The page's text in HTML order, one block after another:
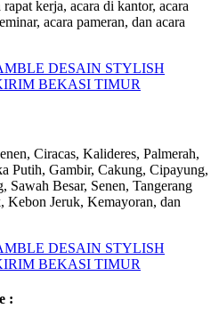
kerja, acara di kantor, acara
acara pameran, dan acara
Ciracas, Kalideres, Palmerah,
Putih, Gambir, Cakung, Cipayung,
Sawah Besar, Senen, Tangerang
Kebon Jeruk, Kemayoran, dan
: